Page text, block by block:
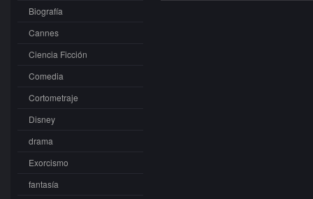
Biografía
Cannes
Ciencia Ficción
Comedia
Cortometraje
Disney
drama
Exorcismo
fantasía